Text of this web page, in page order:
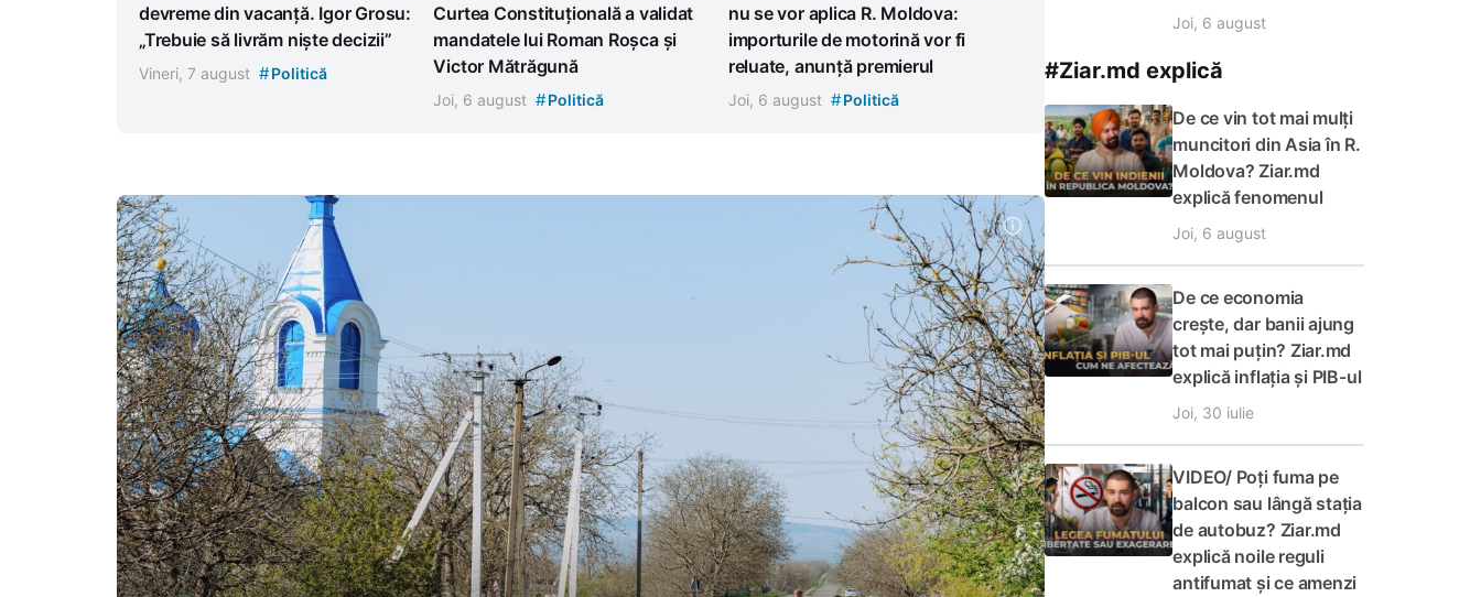
devreme din vacanță. Igor Grosu:
„Trebuie să livrăm niște decizii”
Vineri, 7 august #Politică
Curtea Constituțională a validat
mandatele lui Roman Roșca și
Victor Mătrăgună
Joi, 6 august #Politică
nu se vor aplica R. Moldova:
importurile de motorină vor fi
reluate, anunță premierul
Joi, 6 august #Politică
Joi, 6 august
#Ziar.md explică
De ce vin tot mai mulți
muncitori din Asia în R.
Moldova? Ziar.md
explică fenomenul
Joi, 6 august
De ce economia
crește, dar banii ajung
tot mai puțin? Ziar.md
explică inflația și PIB-ul
Joi, 30 iulie
VIDEO/ Poți fuma pe
balcon sau lângă stația
de autobuz? Ziar.md
explică noile reguli
antifumat și ce amenzi